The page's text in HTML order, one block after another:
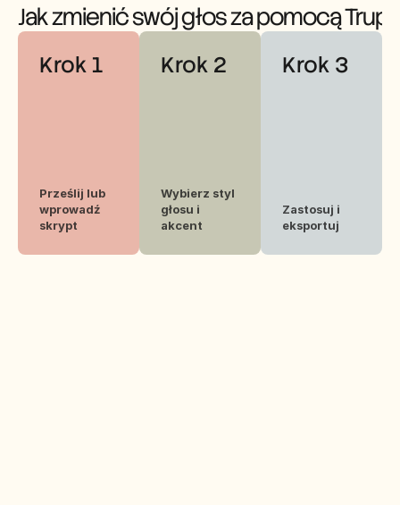
Jak zmienić swój głos za pomocą
Krok 1
Prześlij lub
wprowadź
skrypt
Krok 2
Wybierz styl
głosu i
akcent
Krok 3
Zastosuj i
eksportuj